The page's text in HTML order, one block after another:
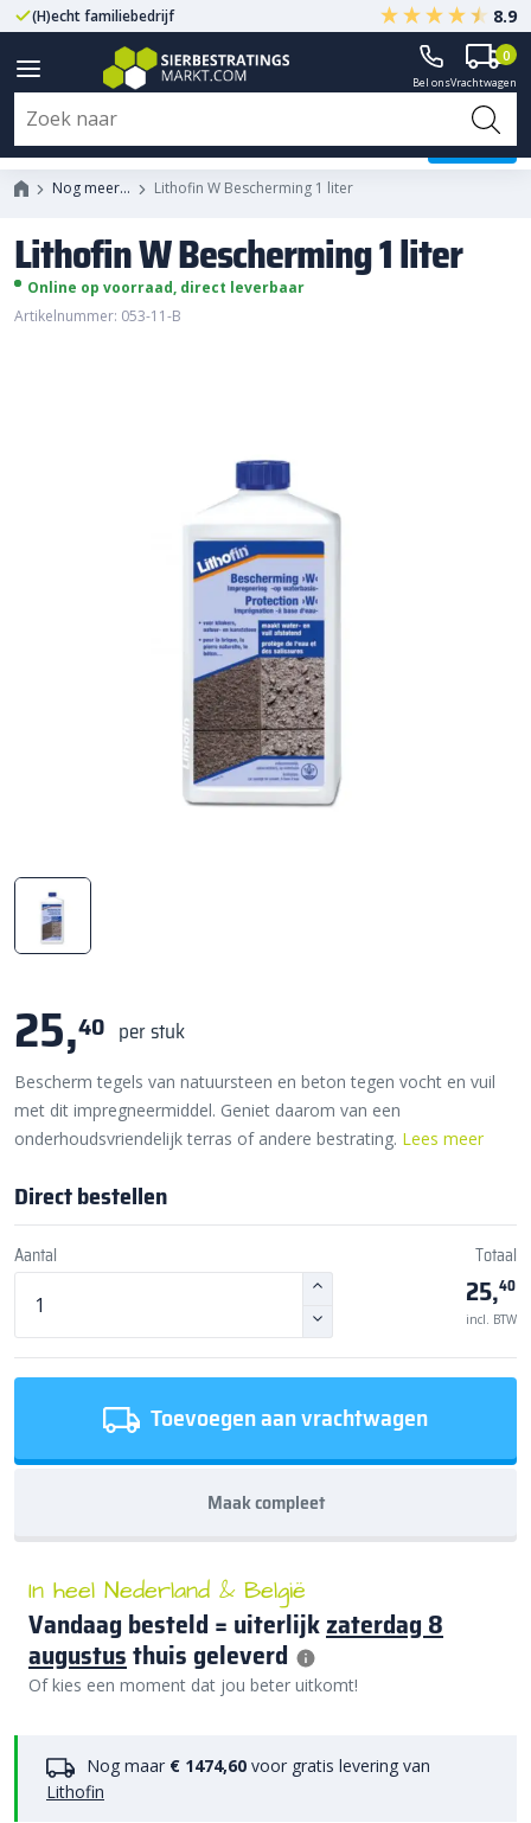
(H)echt familiebedrijf Gegarandeerd A-kwaliteit
8.9
Bel onsVrachtwagen
0
Nog meer… Lithofin W Bescherming 1 liter
Lithofin W Bescherming 1 liter
Online op voorraad, direct leverbaar
Artikelnummer: 053-11-B
25,40 per stuk
Bescherm tegels van natuursteen en beton tegen vocht en vuil
met dit impregneermiddel. Geniet daarom van een
onderhoudsvriendelijk terras of andere bestrating. Lees meer
Direct bestellen
Aantal Totaal
25,40
incl. BTW
Toevoegen aan vrachtwagen
Maak compleet
In heel Nederland & België
Vandaag besteld = uiterlijkzaterdag 8
augustusthuis geleverd
Of kies een moment dat jou beter uitkomt!
Nog maar € 1474,60 voor gratis levering van
Lithofin
Lithofin W Bescherming 1 liter